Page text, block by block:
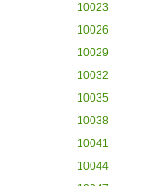
10023
10026
10029
10032
10035
10038
10041
10044